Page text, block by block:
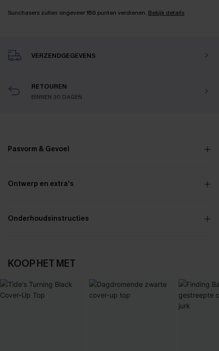
Sunchasers zullen ongeveer150 punten verdienen. Bekijk details
VERZENDGEGEVENS
RETOUREN
BINNEN 30 DAGEN
Pasvorm & Gevoel
Ontwerp en extra's
Onderhoudsinstructies
KOOP HET MET